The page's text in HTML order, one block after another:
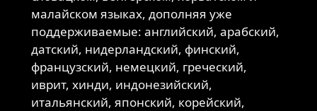
малайском языках, дополняя уже
поддерживаемые: английский, арабский,
датский, нидерландский, финский,
французский, немецкий, греческий,
иврит, хинди, индонезийский,
итальянский, японский, корейский,